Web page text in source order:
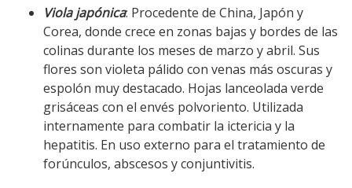
Viola japónica: Procedente de China, Japón y
Corea, donde crece en zonas bajas y bordes de las
colinas durante los meses de marzo y abril. Sus
flores son violeta pálido con venas más oscuras y
espolón muy destacado. Hojas lanceolada verde
grisáceas con el envés polvoriento. Utilizada
internamente para combatir la ictericia y la
hepatitis. En uso externo para el tratamiento de
forúnculos, abscesos y conjuntivitis.